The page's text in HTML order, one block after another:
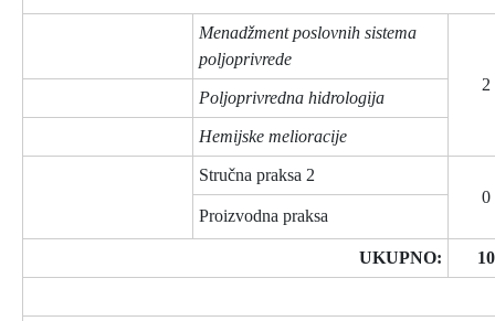
Menadžment poslovnih sistema
poljoprivrede
2
Poljoprivredna hidrologija
Hemijske melioracije
Stručna praksa 2
0
Proizvodna praksa
UKUPNO: 10